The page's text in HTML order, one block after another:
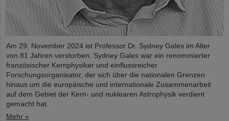
Am 29. November 2024 ist Professor Dr. Sydney Gales im Alter
von 81 Jahren verstorben. Sydney Gales war ein renommierter
französischer Kernphysiker und einflussreicher
Forschungsorganisator, der sich über die nationalen Grenzen
hinaus um die europäische und internationale Zusammenarbeit
auf dem Gebiet der Kern- und nuklearen Astrophysik verdient
gemacht hat.
Mehr »